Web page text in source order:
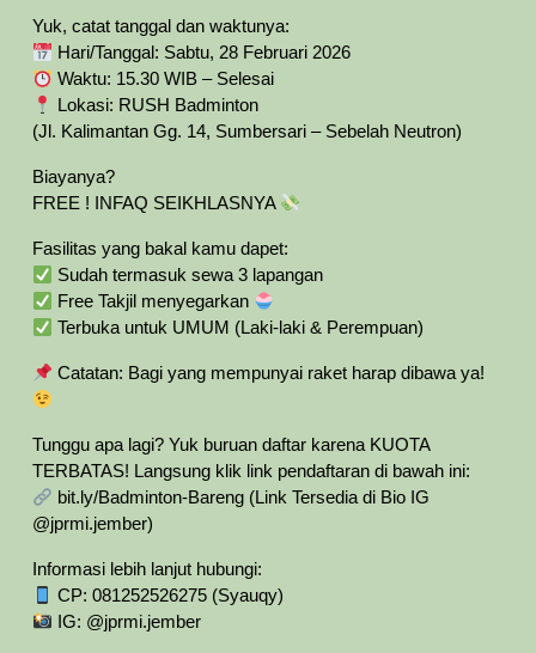
Yuk, catat tanggal dan waktunya:
Hari/Tanggal: Sabtu, 28 Februari 2026
Waktu: 15.30 WIB – Selesai
Lokasi: RUSH Badminton
(Jl. Kalimantan Gg. 14, Sumbersari – Sebelah Neutron)
Biayanya?
FREE ! INFAQ SEIKHLASNYA
Fasilitas yang bakal kamu dapet:
Sudah termasuk sewa 3 lapangan
Free Takjil menyegarkan
Terbuka untuk UMUM (Laki-laki & Perempuan)
Catatan: Bagi yang mempunyai raket harap dibawa ya!
Tunggu apa lagi? Yuk buruan daftar karena KUOTA
TERBATAS! Langsung klik link pendaftaran di bawah ini:
bit.ly/Badminton-Bareng (Link Tersedia di Bio IG
@jprmi.jember)
Informasi lebih lanjut hubungi:
CP: 081252526275 (Syauqy)
IG: @jprmi.jember